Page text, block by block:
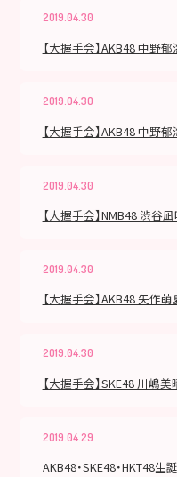
2019.04.30
【大握手会】AKB48 中野
2019.04.30
【大握手会】AKB48 中野
2019.04.30
【大握手会】NMB48 渋谷
2019.04.30
【大握手会】AKB48 矢作
2019.04.30
【大握手会】SKE48 川嶋
2019.04.29
AKB48・SKE48・HKT48生